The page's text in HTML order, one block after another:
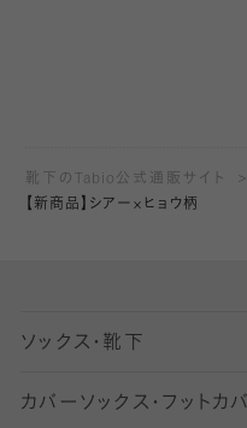
靴下のTabio公式通販サイト
【新商品】シアー×ヒョウ柄
ソックス・靴下
五本指ソックス・靴下
カバーソックス・フットカ